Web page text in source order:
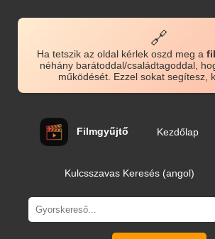
🔗
Ha tetszik az oldal kérlek oszd meg a
néhány barátoddal/családtagoddal,
működését. Ezzel sokat segítesz,
Filmgyűjtő Kezdőlap
Kulcsszavas Keresés (angol)